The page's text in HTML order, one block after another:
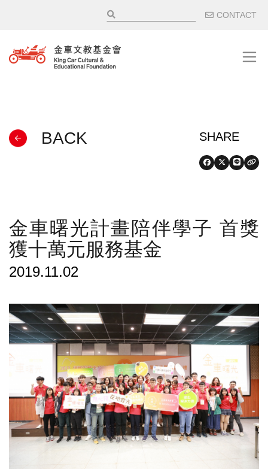
輔助選
CONTACT
BACK
金車曙光計畫陪伴學子 首獎
獲十萬元服務基金
2019.11.02